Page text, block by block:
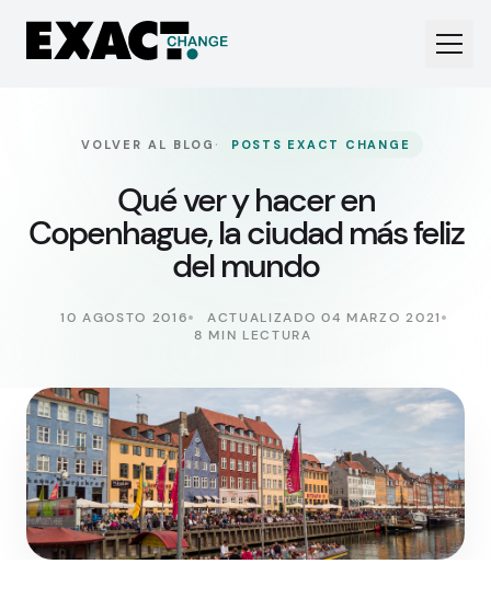
VOLVER AL BLOG · POSTS EXACT CHANGE
Qué ver y hacer en
Copenhague, la ciudad más feliz
del mundo
10 AGOSTO 2016
ACTUALIZADO 04 MARZO 2021
8 MIN LECTURA